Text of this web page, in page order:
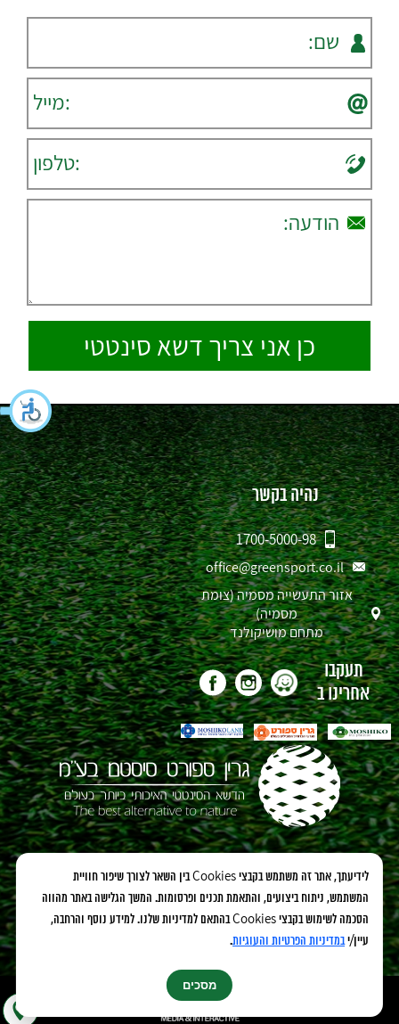
נהיה בקשר
1700-5000-98
office@greensport.co.il
אזור התעשייה מסמיה (צומת
מסמיה)
מתחם מושיקולנד
תעקבו
אחרינו ב
אנחנו גם כאו:לידיעתך, אתר זה משתמש בקבצי Cookies בין השאר לצורך שיפור חוויית
המשתמש, ניתוח ביצועים, והתאמת תכנים ופרסומות. המשך הגלישה באתר מהווה
הסכמה לשימוש בקבצי Cookies בהתאם למדיניות שלנו. למידע נוסף והרחבה,
עיין/יבמדיניות הפרטיות והעוגיות.
מסכים